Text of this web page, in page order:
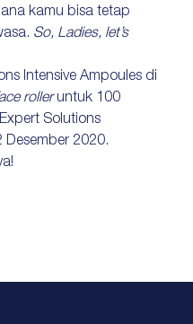
kamu bisa tetap
So, Ladies, let’s
Intensive Ampoules di
rolleruntuk 100
Solutions
Desember 2020.